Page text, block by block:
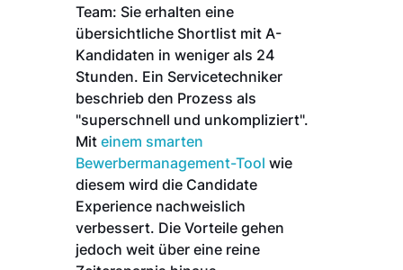
Team: Sie erhalten eine
übersichtliche Shortlist mit A-
Kandidaten in weniger als 24
Stunden. Ein Servicetechniker
beschrieb den Prozess als
"superschnell und unkompliziert".
Mit einem smarten
Bewerbermanagement-Tool wie
diesem wird die Candidate
Experience nachweislich
verbessert. Die Vorteile gehen
jedoch weit über eine reine